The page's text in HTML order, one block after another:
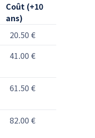
Coût (+10
ans)
20.50 €
41.00 €
61.50 €
82.00 €